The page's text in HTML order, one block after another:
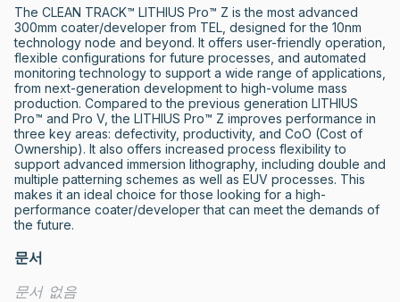
The CLEAN TRACK™ LITHIUS Pro™ Z is the most advanced
300mm coater/developer from TEL, designed for the 10nm
technology node and beyond. It offers user-friendly operation,
flexible configurations for future processes, and automated
monitoring technology to support a wide range of applications,
from next-generation development to high-volume mass
production. Compared to the previous generation LITHIUS
Pro™ and Pro V, the LITHIUS Pro™ Z improves performance in
three key areas: defectivity, productivity, and CoO (Cost of
Ownership). It also offers increased process flexibility to
support advanced immersion lithography, including double and
multiple patterning schemes as well as EUV processes. This
makes it an ideal choice for those looking for a high-
performance coater/developer that can meet the demands of
the future.
문서
문서 없음